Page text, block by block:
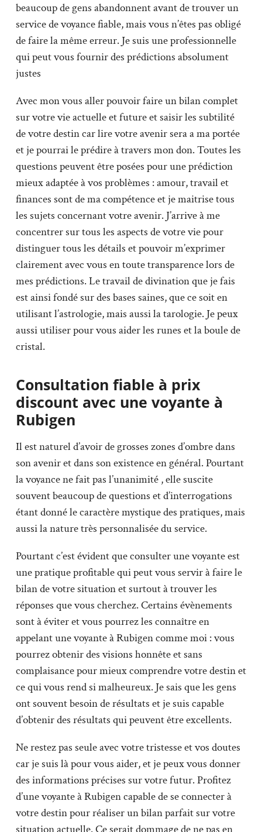
beaucoup de gens abandonnent avant de trouver un
service de voyance fiable, mais vous n’êtes pas obligé
de faire la même erreur. Je suis une professionnelle
qui peut vous fournir des prédictions absolument
justes
Avec mon vous aller pouvoir faire un bilan complet
sur votre vie actuelle et future et saisir les subtilité
de votre destin car lire votre avenir sera a ma portée
et je pourrai le prédire à travers mon don. Toutes les
questions peuvent être posées pour une prédiction
mieux adaptée à vos problèmes : amour, travail et
finances sont de ma compétence et je maitrise tous
les sujets concernant votre avenir. J’arrive à me
concentrer sur tous les aspects de votre vie pour
distinguer tous les détails et pouvoir m’exprimer
clairement avec vous en toute transparence lors de
mes prédictions. Le travail de divination que je fais
est ainsi fondé sur des bases saines, que ce soit en
utilisant l’astrologie, mais aussi la tarologie. Je peux
aussi utiliser pour vous aider les runes et la boule de
cristal.
Consultation fiable à prix
discount avec une voyante à
Rubigen
Il est naturel d’avoir de grosses zones d’ombre dans
son avenir et dans son existence en général. Pourtant
la voyance ne fait pas l’unanimité , elle suscite
souvent beaucoup de questions et d’interrogations
étant donné le caractère mystique des pratiques, mais
aussi la nature très personnalisée du service.
Pourtant c’est évident que consulter une voyante est
une pratique profitable qui peut vous servir à faire le
bilan de votre situation et surtout à trouver les
réponses que vous cherchez. Certains évènements
sont à éviter et vous pourrez les connaître en
appelant une voyante à Rubigen comme moi : vous
pourrez obtenir des visions honnête et sans
complaisance pour mieux comprendre votre destin et
ce qui vous rend si malheureux. Je sais que les gens
ont souvent besoin de résultats et je suis capable
d’obtenir des résultats qui peuvent être excellents.
Ne restez pas seule avec votre tristesse et vos doutes
car je suis là pour vous aider, et je peux vous donner
des informations précises sur votre futur. Profitez
d’une voyante à Rubigen capable de se connecter à
votre destin pour réaliser un bilan parfait sur votre